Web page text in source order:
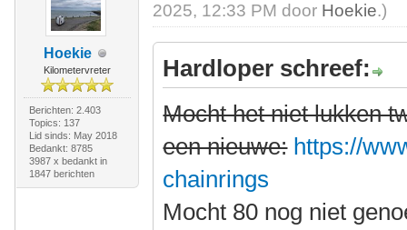
Hoekie
Kilometervreter
Berichten: 2.403
Topics: 137
Lid sinds: May 2018
Bedankt: 8785
3987 x bedankt in
1847 berichten
2025, 12:33 PM door Hoekie.)
Hardloper schreef:
Mocht het niet lukken
een nieuwe: https://
chainrings
Mocht 80 nog niet